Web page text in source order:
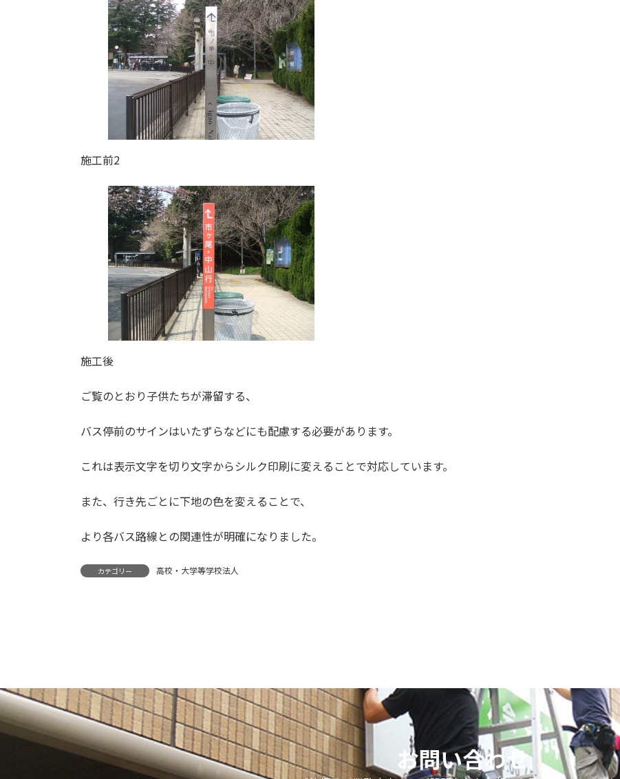
施工前2
施工後
ご覧のとおり子供たちが滞留する、
バス停前のサインはいたずらなどにも配慮する必要があります。
これは表示文字を切り文字からシルク印刷に変えることで対応しています。
また、行き先ごとに下地の色を変えることで、
より各バス路線との関連性が明確になりました。
カテゴリー 高校・大学等学校法人
お問い合わせ